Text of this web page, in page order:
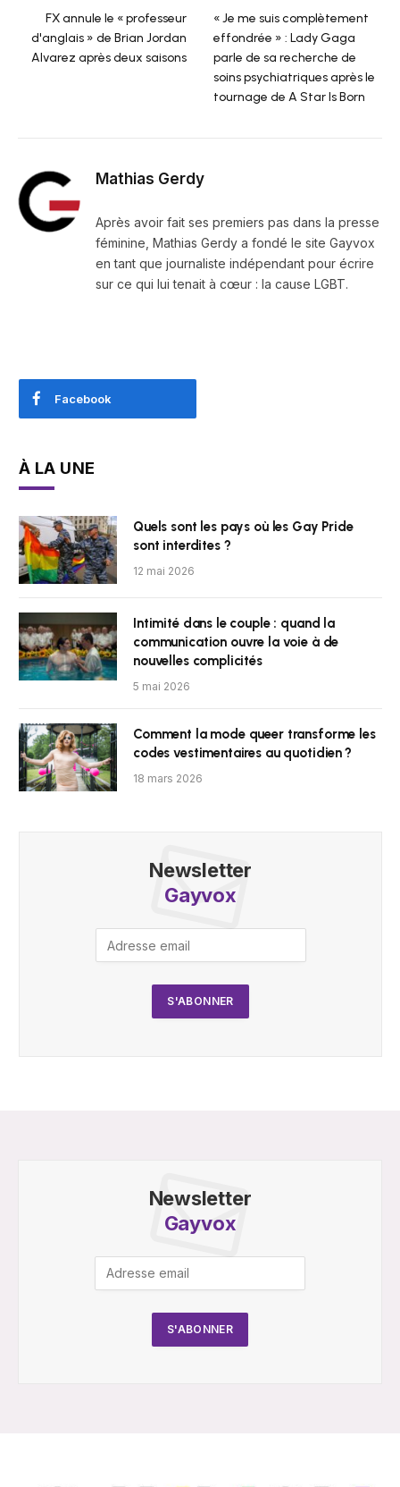
FX annule le « professeur
d'anglais » de Brian Jordan
Alvarez après deux saisons
« Je me suis complètement
effondrée » : Lady Gaga
parle de sa recherche de
soins psychiatriques après le
tournage de A Star Is Born
Mathias Gerdy
Après avoir fait ses premiers pas dans la presse
féminine, Mathias Gerdy a fondé le site Gayvox
en tant que journaliste indépendant pour écrire
sur ce qui lui tenait à cœur : la cause LGBT.
Facebook
À LA UNE
Quels sont les pays où les Gay Pride
sont interdites ?
12 mai 2026
Intimité dans le couple : quand la
communication ouvre la voie à de
nouvelles complicités
5 mai 2026
Comment la mode queer transforme les
codes vestimentaires au quotidien ?
18 mars 2026
Newsletter
Gayvox
Newsletter
Gayvox